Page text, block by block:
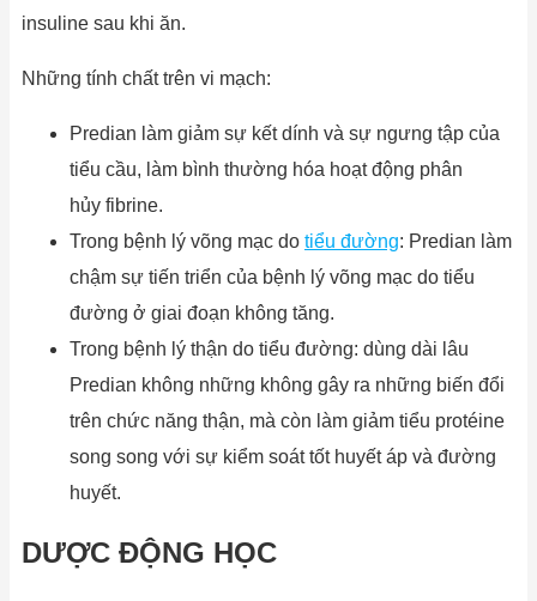
insuline sau khi ăn.
Những tính chất trên vi mạch:
Predian làm giảm sự kết dính và sự ngưng tập của
tiểu cầu, làm bình thường hóa hoạt động phân
hủy fibrine.
Trong bệnh lý võng mạc do tiểu đường: Predian làm
chậm sự tiến triển của bệnh lý võng mạc do tiểu
đường ở giai đoạn không tăng.
Trong bệnh lý thận do tiểu đường: dùng dài lâu
Predian không những không gây ra những biến đổi
trên chức năng thận, mà còn làm giảm tiểu protéine
song song với sự kiểm soát tốt huyết áp và đường
huyết.
DƯỢC ĐỘNG HỌC